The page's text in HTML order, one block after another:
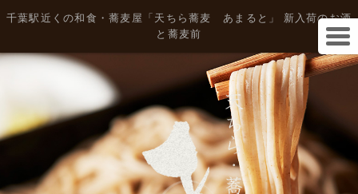
千葉駅近くの和食・蕎麦屋「天ちら蕎麦 あまると」 新入荷のお酒
と蕎麦前